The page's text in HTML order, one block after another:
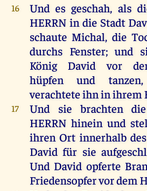
16 Und es geschah, als
HERRN in die Stadt
schaute Michal, die
durchs Fenster;und
König
David vor
hüpfen
und tanzen
verachteteihninihrem
17 Und sie brachten die
HERRN hinein und
ihren Ort innerhalb des
David für sie
Und David opferte
Friedensopfervordem